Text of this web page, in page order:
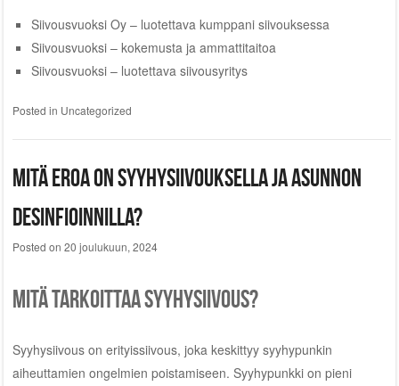
Siivousvuoksi Oy – luotettava kumppani siivouksessa
Siivousvuoksi – kokemusta ja ammattitaitoa
Siivousvuoksi – luotettava siivousyritys
Posted in Uncategorized
Mitä eroa on syyhysiivouksella ja asunnon
desinfioinnilla?
Posted on 20 joulukuun, 2024
Mitä tarkoittaa syyhysiivous?
Syyhysiivous on erityissiivous, joka keskittyy syyhypunkin
aiheuttamien ongelmien poistamiseen. Syyhypunkki on pieni